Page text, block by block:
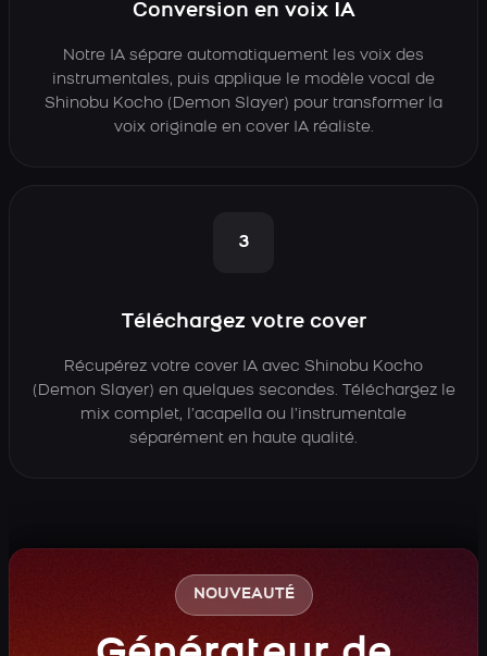
Conversion en voix IA
Notre IA sépare automatiquement les voix des
instrumentales, puis applique le modèle vocal de
Shinobu Kocho (Demon Slayer) pour transformer la
voix originale en cover IA réaliste.
3
Téléchargez votre cover
Récupérez votre cover IA avec Shinobu Kocho
(Demon Slayer) en quelques secondes. Téléchargez le
mix complet, l’acapella ou l’instrumentale
séparément en haute qualité.
NOUVEAUTÉ